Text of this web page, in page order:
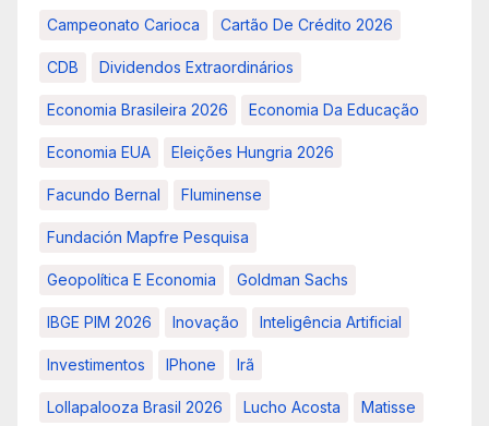
Campeonato Carioca Cartão De Crédito 2026
CDB Dividendos Extraordinários
Economia Brasileira 2026 Economia Da Educação
Economia EUA Eleições Hungria 2026
Facundo Bernal Fluminense
Fundación Mapfre Pesquisa
Geopolítica E Economia Goldman Sachs
IBGE PIM 2026 Inovação Inteligência Artificial
Investimentos IPhone Irã
Lollapalooza Brasil 2026 Lucho Acosta Matisse